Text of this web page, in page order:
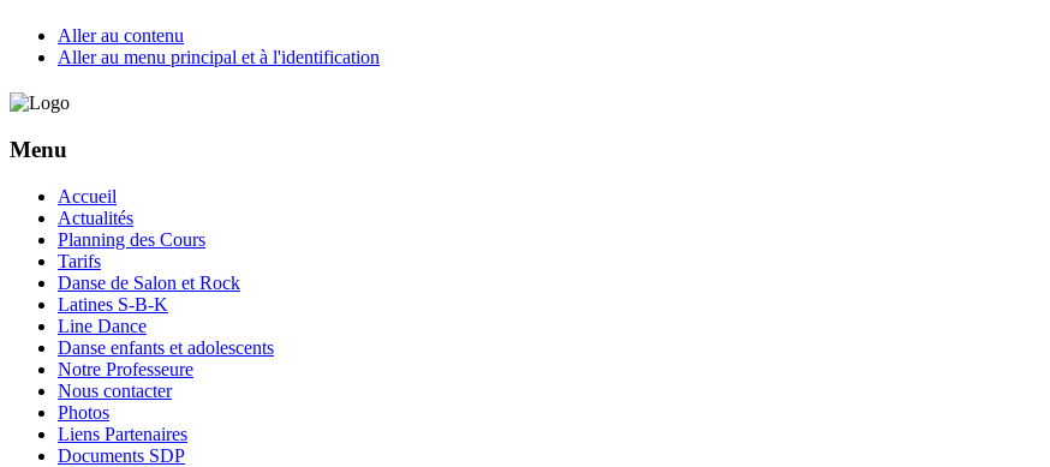
Aller au contenu
Aller au menu principal et à l'identification
Menu
Accueil
Actualités
Planning des Cours
Tarifs
Danse de Salon et Rock
Latines S-B-K
Line Dance
Danse enfants et adolescents
Notre Professeure
Nous contacter
Photos
Liens Partenaires
Documents SDP